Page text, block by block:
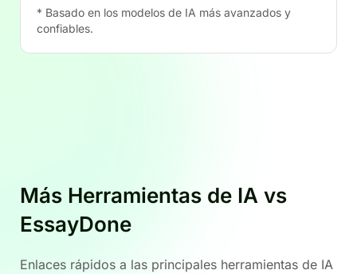
* Basado en los modelos de IA más avanzados y
confiables.
Más Herramientas de IA vs
EssayDone
Enlaces rápidos a las principales herramientas de IA